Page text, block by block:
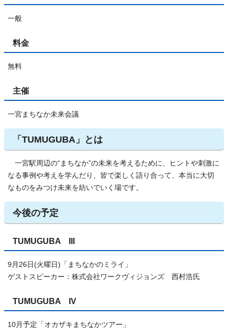
一般
料金
無料
主催
一宮まちなか未来会議
「TUMUGUBA」とは
一宮駅周辺の“まちなか”の未来を考えるために、ヒントや刺激に
なる事例や考えを学んだり、皆で楽しく語り合って、本当に大切
なものをみつけ未来を紡いでいく場です。
今後の予定
TUMUGUBA III
9月26日(火曜日)「まちなかのミライ」
ゲストスピーカー：株式会社ワークヴィジョンズ 西村浩氏
TUMUGUBA IV
10月予定「オカザキまちなかツアー」